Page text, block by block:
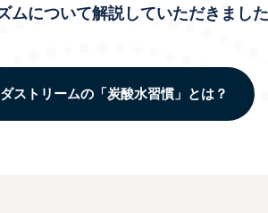
ムについて解説していただきました
ストリームの「炭酸水習慣」とは？